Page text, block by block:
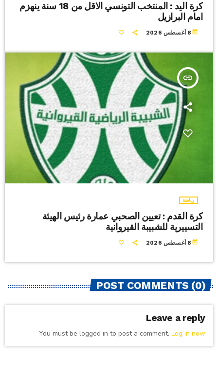
كرة اليد : المنتخب التونسي الاقل من 18 سنة ينهزم
امام البرازيل
today 8 أغسطس 2026
insert_link
رياضة
كرة القدم : تعيين الصحبي عمارة رئيس الهيئة
التسييرية للشبيبة القيروانية
today 8 أغسطس 2026
POST COMMENTS (0)
Leave a reply
You must be logged in to post a comment. Log in now